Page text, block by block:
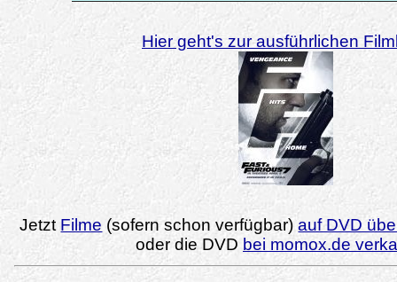
Hier geht's zur ausführlichen
Jetzt Filme (sofern schon verfügbar)auf DVD
oder die DVD bei momox.de